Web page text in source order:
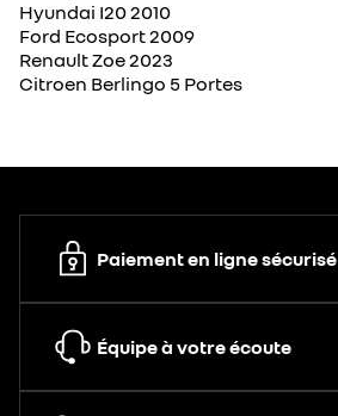
Hyundai I20 2010
Ford Ecosport 2009
Renault Zoe 2023
Citroen Berlingo 5 Portes
Paiement en ligne sécurisé
Équipe à votre écoute